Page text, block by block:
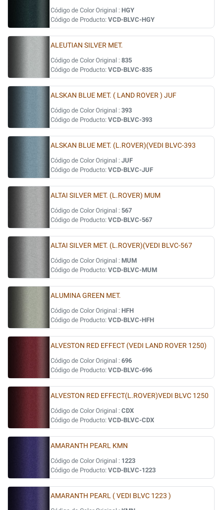
Código de Color Original : HGY
Código de Producto: VCD-BLVC-HGY
ALEUTIAN SILVER MET.
Código de Color Original : 835
Código de Producto: VCD-BLVC-835
ALSKAN BLUE MET. ( LAND ROVER ) JUF
Código de Color Original : 393
Código de Producto: VCD-BLVC-393
ALSKAN BLUE MET. (L.ROVER)(VEDI BLVC-393
Código de Color Original : JUF
Código de Producto: VCD-BLVC-JUF
ALTAI SILVER MET. (L.ROVER) MUM
Código de Color Original : 567
Código de Producto: VCD-BLVC-567
ALTAI SILVER MET. (L.ROVER)(VEDI BLVC-567
Código de Color Original : MUM
Código de Producto: VCD-BLVC-MUM
ALUMINA GREEN MET.
Código de Color Original : HFH
Código de Producto: VCD-BLVC-HFH
ALVESTON RED EFFECT (VEDI LAND ROVER 1250)
Código de Color Original : 696
Código de Producto: VCD-BLVC-696
ALVESTON RED EFFECT(L.ROVER)VEDI BLVC 1250
Código de Color Original : CDX
Código de Producto: VCD-BLVC-CDX
AMARANTH PEARL KMN
Código de Color Original : 1223
Código de Producto: VCD-BLVC-1223
AMARANTH PEARL ( VEDI BLVC 1223 )